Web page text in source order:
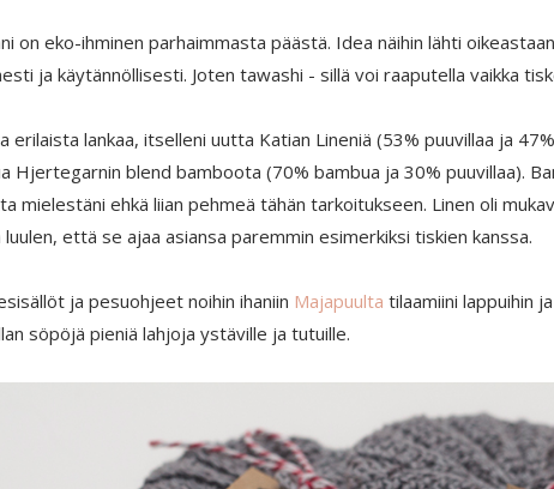
on eko-ihminen parhaimmasta päästä. Idea näihin lähti
ja käytännöllisesti. Joten tawashi - sillä voi raaputella vaikka
erilaista lankaa, itselleni uutta Katian Lineniä (53% puuvillaa ja
Hjertegarnin blend bamboota (70% bambua ja 30% puuvillaa).
mielestäni ehkä liian pehmeä tähän tarkoitukseen. Linen oli
luulen, että se ajaa asiansa paremmin esimerkiksi tiskien kanssa.
ja pesuohjeet noihin ihaniin Majapuulta tilaamiini lappuihin
söpöjä pieniä lahjoja ystäville ja tutuille.